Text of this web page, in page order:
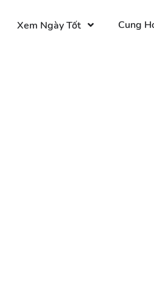
Xem Ngày Tốt Cung